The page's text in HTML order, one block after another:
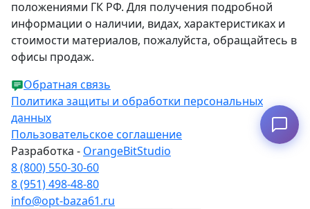
положениями ГК РФ. Для получения подробной
информации о наличии, видах, характеристиках и
стоимости материалов, пожалуйста, обращайтесь в
офисы продаж.
Обратная связь
Политика защиты и обработки персональных
данных
Пользовательское соглашение
Разработка - OrangeBitStudio
8 (800) 550-30-60
8 (951) 498-48-80
info@opt-baza61.ru